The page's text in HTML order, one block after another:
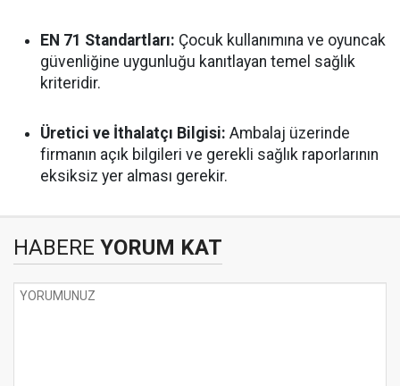
EN 71 Standartları: Çocuk kullanımına ve oyuncak
güvenliğine uygunluğu kanıtlayan temel sağlık
kriteridir.
Üretici ve İthalatçı Bilgisi: Ambalaj üzerinde
firmanın açık bilgileri ve gerekli sağlık raporlarının
eksiksiz yer alması gerekir.
HABERE YORUM KAT